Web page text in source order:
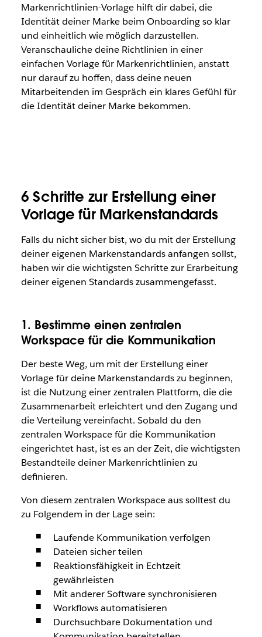
Markenrichtlinien-Vorlage hilft dir dabei, die
Identität deiner Marke beim Onboarding so klar
und einheitlich wie möglich darzustellen.
Veranschauliche deine Richtlinien in einer
einfachen Vorlage für Markenrichtlinien, anstatt
nur darauf zu hoffen, dass deine neuen
Mitarbeitenden im Gespräch ein klares Gefühl für
die Identität deiner Marke bekommen.
6 Schritte zur Erstellung einer
Vorlage für Markenstandards
Falls du nicht sicher bist, wo du mit der Erstellung
deiner eigenen Markenstandards anfangen sollst,
haben wir die wichtigsten Schritte zur Erarbeitung
deiner eigenen Standards zusammengefasst.
1. Bestimme einen zentralen
Workspace für die Kommunikation
Der beste Weg, um mit der Erstellung einer
Vorlage für deine Markenstandards zu beginnen,
ist die Nutzung einer zentralen Plattform, die die
Zusammenarbeit erleichtert und den Zugang und
die Verteilung vereinfacht. Sobald du den
zentralen Workspace für die Kommunikation
eingerichtet hast, ist es an der Zeit, die wichtigsten
Bestandteile deiner Markenrichtlinien zu
definieren.
Von diesem zentralen Workspace aus solltest du
zu Folgendem in der Lage sein:
Laufende Kommunikation verfolgen
Dateien sicher teilen
Reaktionsfähigkeit in Echtzeit
gewährleisten
Mit anderer Software synchronisieren
Workflows automatisieren
Durchsuchbare Dokumentation und